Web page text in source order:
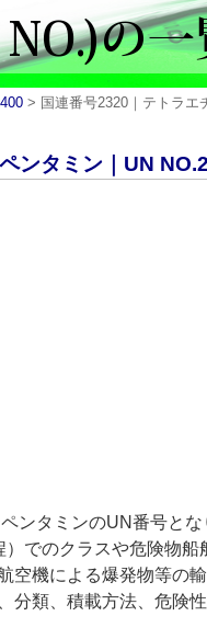
> 国連番号2320｜テトラエ
ンタミン｜UN
ンタミンのUN番号と
）でのクラスや危険物
空機による爆発物等の
分類、積載方法、危険